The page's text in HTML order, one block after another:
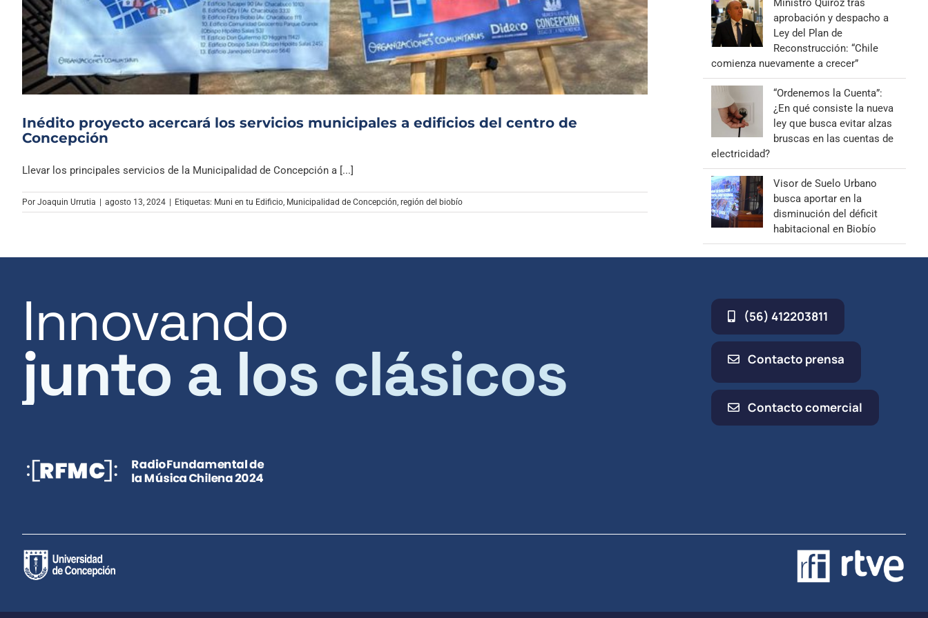
Archivo Sonoro
Inédito proyecto acercará los servicios municipales a edificios del centro de
Concepción
Llevar los principales servicios de la Municipalidad de Concepción a [...]
Por Joaquin Urrutia | agosto 13, 2024 | Etiquetas: Muni en tu Edificio Municipalidad de Concepción región del biobío
Ministro Quiroz tras
aprobación y despacho a
Ley del Plan de
Reconstrucción: “Chile
comienza nuevamente a crecer”
“Ordenemos la Cuenta”:
¿En qué consiste la nueva
ley que busca evitar alzas
bruscas en las cuentas de
electricidad?
Visor de Suelo Urbano
busca aportar en la
disminución del déficit
habitacional en Biobío
Innovando
junto a los clásicos
(56) 412203811
Contacto prensa
Contacto comercial